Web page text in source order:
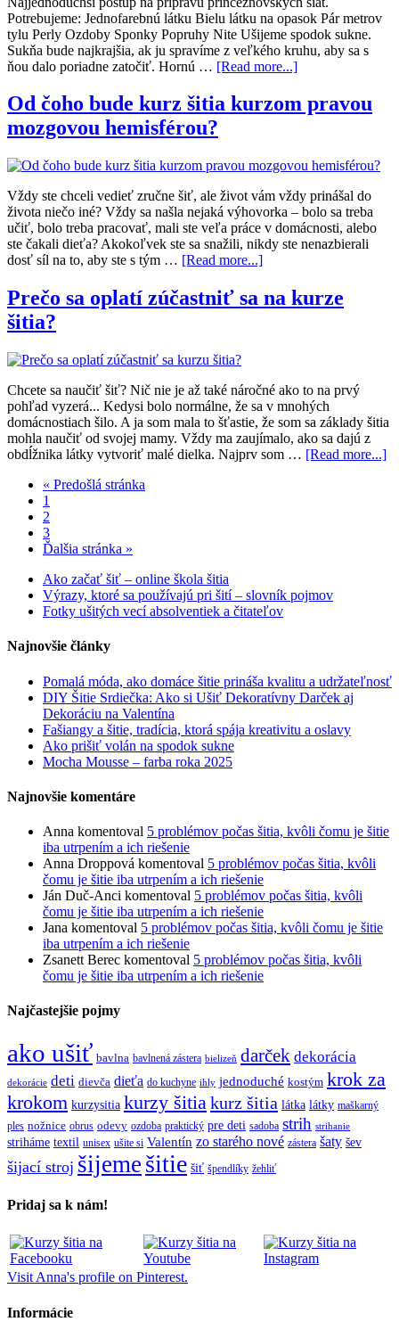
Potrebujeme: Jednofarebnú látku Bielu látku na opasok Pár metrov
tylu Perly Ozdoby Sponky Popruhy Nite Ušijeme spodok sukne.
Sukňa bude najkrajšia, ak ju spravíme z veľkého kruhu, aby sa s
ňou dalo poriadne zatočiť. Hornú … [Read more...]
Od čoho bude kurz šitia kurzom pravou
mozgovou hemisférou?
Vždy ste chceli vedieť zručne šiť, ale život vám vždy prinášal do
života niečo iné? Vždy sa našla nejaká výhovorka – bolo sa treba
učiť, bolo treba pracovať, mali ste veľa práce v domácnosti, alebo
ste čakali dieťa? Akokoľvek ste sa snažili, nikdy ste nenazbierali
dosť síl na to, aby ste s tým … [Read more...]
Prečo sa oplatí zúčastniť sa na kurze
šitia?
Chcete sa naučiť šiť? Nič nie je až také náročné ako to na prvý
pohľad vyzerá... Kedysi bolo normálne, že sa v mnohých
domácnostiach šilo. A ja som mala to šťastie, že som sa základy šitia
mohla naučiť od svojej mamy. Vždy ma zaujímalo, ako sa dajú z
obdĺžnika látky vytvoriť malé dielka. Najprv som … [Read more...]
« Predošlá stránka
1
2
3
Ďalšia stránka »
Ako začať šiť – online škola šitia
Výrazy, ktoré sa používajú pri šití – slovník pojmov
Fotky ušitých vecí absolventiek a čitateľov
Najnovšie články
Pomalá móda, ako domáce šitie prináša kvalitu a udržateľnosť
DIY Šitie Srdiečka: Ako si Ušiť Dekoratívny Darček aj
Dekoráciu na Valentína
Fašiangy a šitie, tradícia, ktorá spája kreativitu a oslavy
Ako prišiť volán na spodok sukne
Mocha Mousse – farba roka 2025
Najnovšie komentáre
Anna komentoval 5 problémov počas šitia, kvôli čomu je šitie
iba utrpením a ich riešenie
Anna Droppová komentoval 5 problémov počas šitia, kvôli
čomu je šitie iba utrpením a ich riešenie
Ján Duč-Anci komentoval 5 problémov počas šitia, kvôli
čomu je šitie iba utrpením a ich riešenie
Jana komentoval 5 problémov počas šitia, kvôli čomu je šitie
iba utrpením a ich riešenie
Zsanett Berec komentoval 5 problémov počas šitia, kvôli
čomu je šitie iba utrpením a ich riešenie
Najčastejšie pojmy
ako ušiť bavlna bavlnená zástera bielizeň darček dekorácia
dekorácie deti dievča dieťa do kuchyne ihly jednoduché kostým krok za
krokom kurzysitia kurzy šitia kurz šitia látka látky maškarný
ples nožnice obrus odevy ozdoba praktický pre deti sadoba strih strihanie
striháme textil unisex ušite si Valentín zo starého nové zástera šaty šev
šijací stroj šijeme šitie šiť špendlíky žehliť
Pridaj sa k nám!
Visit Anna's profile on Pinterest.
Informácie